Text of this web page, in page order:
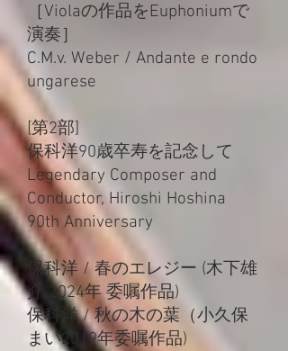
［Violaの作品をEuphoniumで
演奏］
C.M.v. Weber / Andante e rondo
ungarese
[第2部]
保科洋90歳卒寿を記念して
Legendary Composer and
Conductor, Hiroshi Hoshina
90th Anniversary
保科洋 / 春のエレジー (木下雄
介 2024年 委嘱作品)
保科洋 / 秋の木の葉（小久保
まい2019年委嘱作品)